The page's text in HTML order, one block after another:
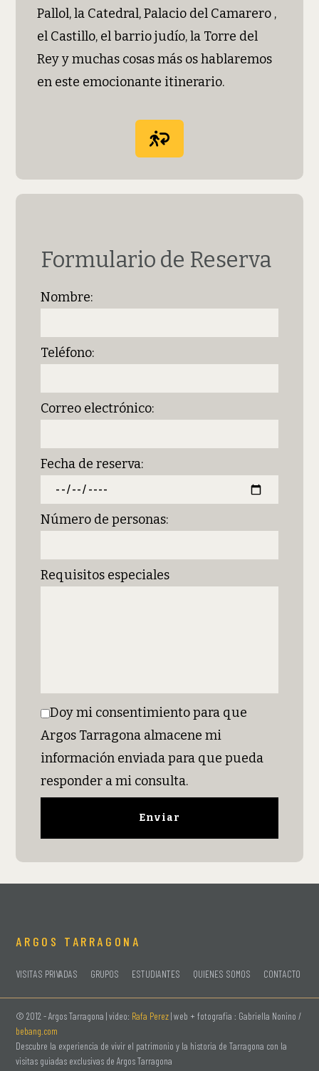
Pallol, la Catedral, Palacio del Camarero ,
el Castillo, el barrio judío, la Torre del
Rey y muchas cosas más os hablaremos
en este emocionante itinerario.
Formulario de Reserva
Nombre:
Teléfono:
Correo electrónico:
Fecha de reserva:
Número de personas:
Requisitos especiales
Doy mi consentimiento para que
Argos Tarragona almacene mi
información enviada para que pueda
responder a mi consulta.
ARGOS TARRAGONA
VISITAS PRIVADAS GRUPOS ESTUDIANTES QUIENES SOMOS CONTACTO
© 2012 -Argos Tarragona | video: Rafa Perez| web + fotografia : Gabriella Nonino /
bebang.com
Descubre la experiencia de vivir el patrimonio y la historia de Tarragona con la
visitas guiadas exclusivas de Argos Tarragona